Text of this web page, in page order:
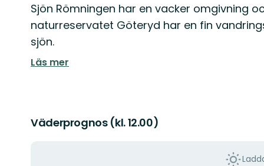
Sjön Römningen har en vacker omgivning
naturreservatet Göteryd har en fin
sjön.
Läs mer
Väderprognos (kl. 12.00)